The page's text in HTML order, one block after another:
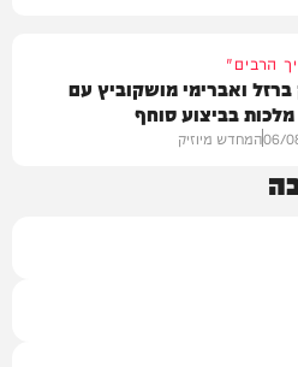
הרבים"
ואברימי מושקוביץ עם
בביצוע סוחף
06/המחדש מיוזיק